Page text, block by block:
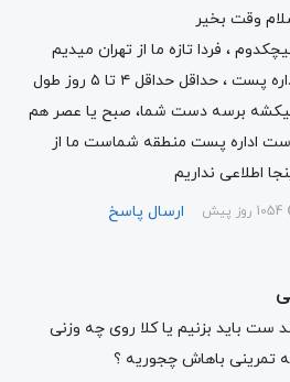
وقت بخیر
، فردا تازه ما از تهران میدیم
اداره پست ، حداقل حداقل ۴ تا ۵ روز طول
برسه دست شما، صبح یا عصر هم
اداره پست منطقه شماست ما از
اطلاعی نداریم
ارسال پاسخ
ست باید بزنیم یا کلا روی چه وزنی
تمرینی باهاش چجوریه ؟